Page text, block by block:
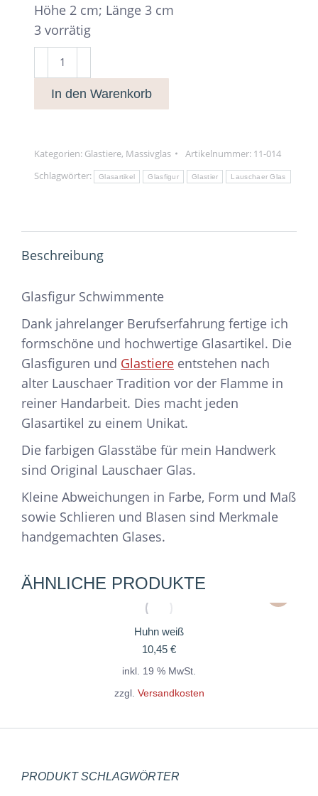
Höhe 2 cm; Länge 3 cm
3 vorrätig
Glasfigur
Schwimmente
Menge
In den Warenkorb
Kategorien: Glastiere, Massivglas Artikelnummer: 11-014
Schlagwörter:
Glasartikel Glasfigur Glastier Lauschaer Glas
Beschreibung
Glasfigur Schwimmente
Dank jahrelanger Berufserfahrung fertige ich
formschöne und hochwertige Glasartikel. Die
Glasfiguren und Glastiere entstehen nach
alter Lauschaer Tradition vor der Flamme in
reiner Handarbeit. Dies macht jeden
Glasartikel zu einem Unikat.
Die farbigen Glasstäbe für mein Handwerk
sind Original Lauschaer Glas.
Kleine Abweichungen in Farbe, Form und Maß
sowie Schlieren und Blasen sind Merkmale
handgemachten Glases.
ÄHNLICHE PRODUKTE
Huhn weiß
10,45 €
inkl. 19 % MwSt.
zzgl. Versandkosten
PRODUKT SCHLAGWÖRTER